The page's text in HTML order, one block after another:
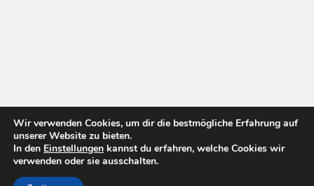
Wir verwenden Cookies, um dir die bestmögliche Erfahrung auf
unserer Website zu bieten.
In den Einstellungen kannst du erfahren, welche Cookies wir
verwenden oder sie ausschalten.